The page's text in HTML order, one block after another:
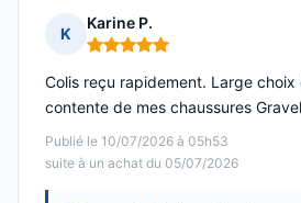
K
Karine P.
Note : 5 sur 5
Publié le 10/07/2026 à 05h53
suite à un achat du 05/07/2026
Colis reçu rapidement. Large
contente de mes chaussures